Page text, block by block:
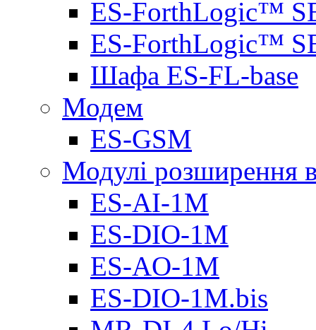
ES-ForthLogic™
ES-ForthLogic™
Шафа ES-FL-base
Модем
ES-GSM
Модулі розширення
ES-AI-1M
ES-DIO-1М
ES-AO-1М
ES-DIO-1M.bis